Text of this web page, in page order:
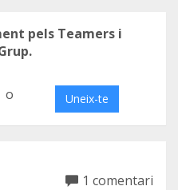
pels Teamers i
o Uneix-te
1 comentari